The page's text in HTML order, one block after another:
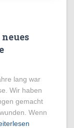
lang war
Wir haben
gemacht
Wenn